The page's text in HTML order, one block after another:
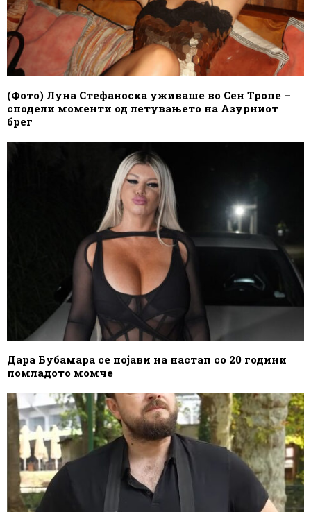
(Фото) Луна Стефаноска уживаше во Сен Тропе –
сподели моменти од летувањето на Азурниот
брег
Дара Бубамара се појави на настап со 20 години
помладото момче